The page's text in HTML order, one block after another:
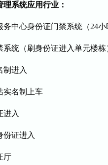
系统应用行业：
务中心身份证门禁系统（24
系统（刷身份证进入单元楼栋
制进入
实名制上车
进入
份证进入
厅